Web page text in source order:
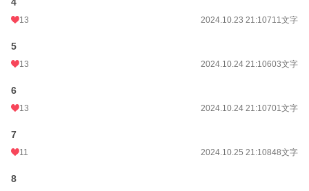
13 2024.10.23 21:10711文字
5
13 2024.10.24 21:10603文字
6
13 2024.10.24 21:10701文字
7
11 2024.10.25 21:10848文字
8